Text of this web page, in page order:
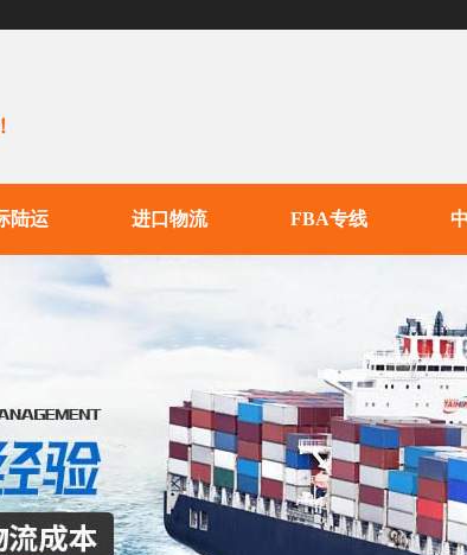
陆运 进口物流 FBA专线